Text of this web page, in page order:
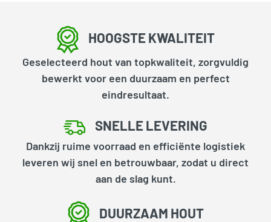
HOOGSTE KWALITEIT
Geselecteerd hout van topkwaliteit, zorgvuldig
bewerkt voor een duurzaam en perfect
eindresultaat.
SNELLE LEVERING
Dankzij ruime voorraad en efficiënte logistiek
leveren wij snel en betrouwbaar, zodat u direct
aan de slag kunt.
DUURZAAM HOUT